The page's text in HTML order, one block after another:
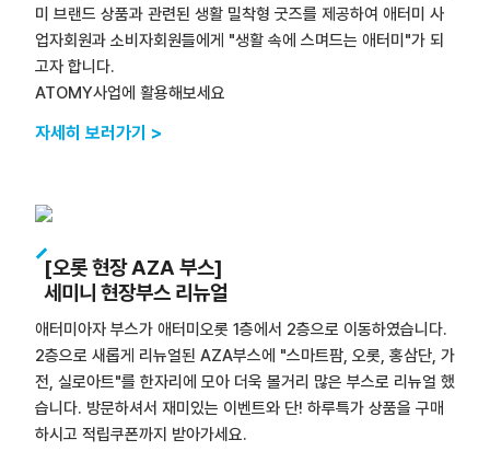
미 브랜드 상품과 관련된 생활 밀착형 굿즈를 제공하여 애터미 사
업자회원과 소비자회원들에게 "생활 속에 스며드는 애터미"가 되
고자 합니다.
ATOMY사업에 활용해보세요
자세히 보러가기 >
[오롯 현장 AZA 부스]
세미니 현장부스 리뉴얼
애터미아자 부스가 애터미오롯 1층에서 2층으로 이동하였습니다.
2층으로 새롭게 리뉴얼된 AZA부스에 "스마트팜, 오롯, 홍삼단, 가
전, 실로아트"를 한자리에 모아 더욱 볼거리 많은 부스로 리뉴얼 했
습니다. 방문하셔서 재미있는 이벤트와 단! 하루특가 상품을 구매
하시고 적립쿠폰까지 받아가세요.